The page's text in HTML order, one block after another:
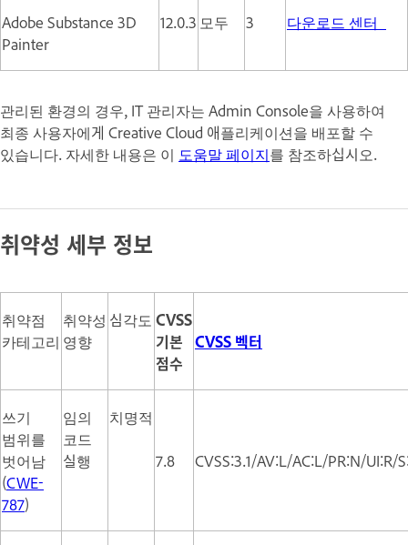
Adobe Substance 3D
Painter
12.0.3 모두 3 다운로드 센터
관리된 환경의 경우, IT 관리자는 Admin Console을 사용하여
최종 사용자에게 Creative Cloud 애플리케이션을 배포할 수
있습니다. 자세한 내용은 이 도움말 페이지를 참조하십시오.
취약성 세부 정보
취약점
카테고리
취약성
영향
심각도 CVSS
기본
점수
CVSS 벡터
쓰기
범위를
벗어남
(CWE-
787)
임의
코드
실행
치명적
7.8
CVSS:3.1/AV:L/AC:L/PR:N/UI:R/